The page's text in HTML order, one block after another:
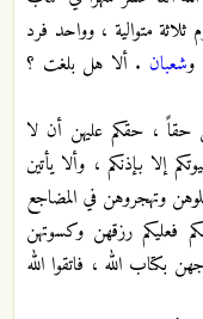
متوالية ، وواحد فرد
وشعبان . ألا هل بلغت ؟
حقاً ، حقكم عليهن أن لا
إلا بإذنكم ، وألا يأتين
وتهجروهن في المضاجع
فعليكم رزقهن وكسوتهن
بكتاب الله ، فاتقوا الله